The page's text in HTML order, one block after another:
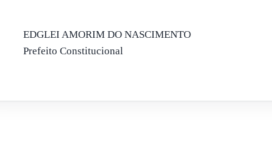
EDGLEI AMORIM DO NASCIMENTO
Prefeito Constitucional